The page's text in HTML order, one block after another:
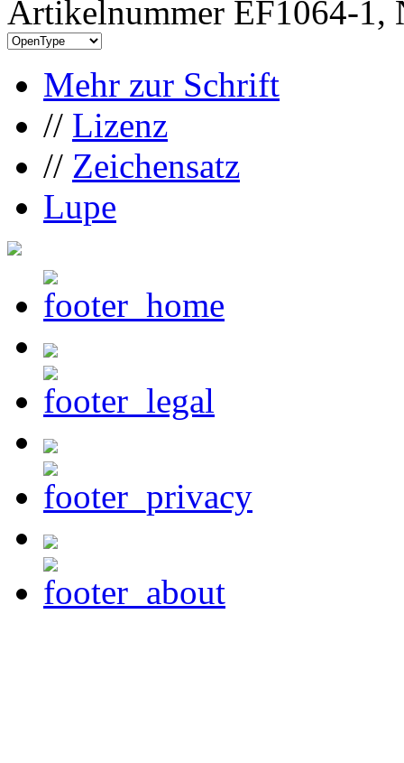
Artikelnummer EF1064-1,
Mehr zur Schrift
// Lizenz
// Zeichensatz
Lupe